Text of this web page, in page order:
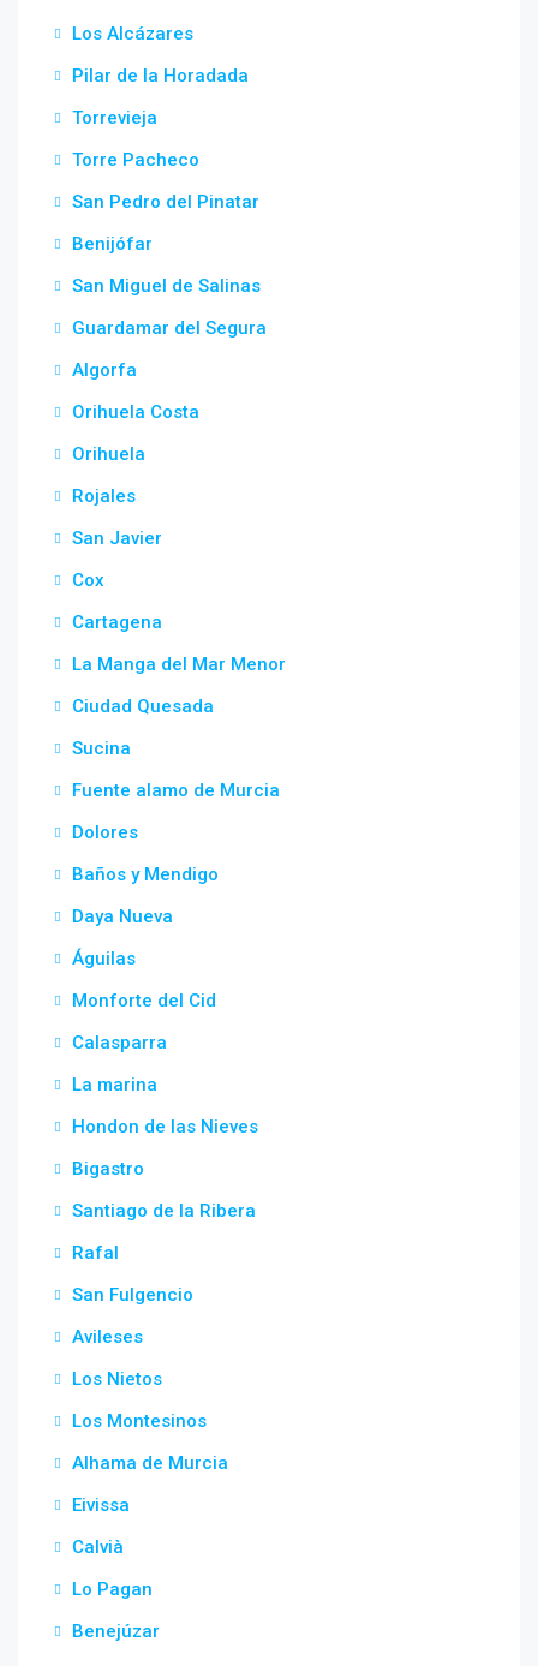
Los Alcázares
Pilar de la Horadada
Torrevieja
Torre Pacheco
San Pedro del Pinatar
Benijófar
San Miguel de Salinas
Guardamar del Segura
Algorfa
Orihuela Costa
Orihuela
Rojales
San Javier
Cox
Cartagena
La Manga del Mar Menor
Ciudad Quesada
Sucina
Fuente alamo de Murcia
Dolores
Baños y Mendigo
Daya Nueva
Águilas
Monforte del Cid
Calasparra
La marina
Hondon de las Nieves
Bigastro
Santiago de la Ribera
Rafal
San Fulgencio
Avileses
Los Nietos
Los Montesinos
Alhama de Murcia
Eivissa
Calvià
Lo Pagan
Benejúzar